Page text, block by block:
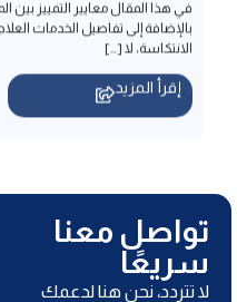
إقرأ المزيد
تواصل معنا
سريعًا
لا تتردد، نحن هنا لدعمك